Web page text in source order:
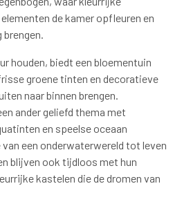
de kamer opfleuren en
brengen.
houden, biedt een bloementuin
groene tinten en decoratieve
naar binnen brengen.
ander geliefd thema met
en speelse oceaan
een onderwaterwereld tot leven
blijven ook tijdloos met hun
kastelen die de dromen van